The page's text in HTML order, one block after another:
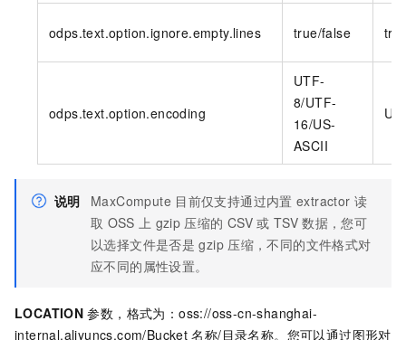
odps.text.option.ignore.empty.lines true/false
odps.text.option.encoding
UTF-
8/UTF-
16/US-
ASCII
说明 MaxCompute 目前仅支持通过内置 extractor 读
取 OSS 上 gzip 压缩的 CSV 或 TSV 数据，您可
以选择文件是否是 gzip 压缩，不同的文件格式对
应不同的属性设置。
LOCATION 参数，格式为：oss://oss-cn-shanghai-
internal.aliyuncs.com/Bucket 名称/目录名称。您可以通过图形对